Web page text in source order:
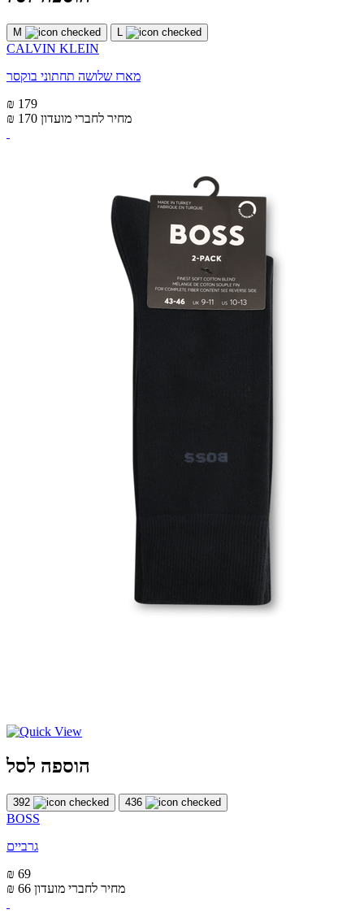
M L
CALVIN KLEIN
מארז שלושה תחתוני בוקסר
₪ 179
₪ 170 מחיר לחברי מועדון
הוספה לסל
392 436
BOSS
גרביים
₪ 69
₪ 66 מחיר לחברי מועדון